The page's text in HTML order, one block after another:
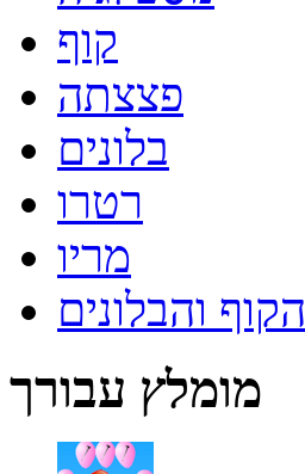
קוף
פצצתה
בלונים
רטרו
מריו
הקוף והבלונים
מומלץ עבורך